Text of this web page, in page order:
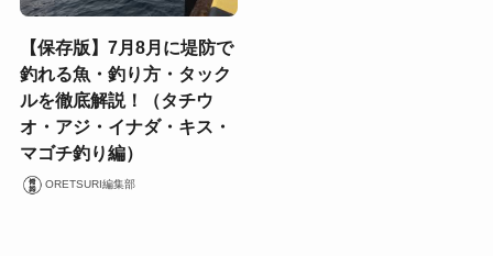
【保存版】7月8月に堤防で
釣れる魚・釣り方・タック
ルを徹底解説！（タチウ
オ・アジ・イナダ・キス・
マゴチ釣り編）
ORETSURI編集部